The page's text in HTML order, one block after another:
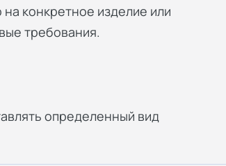
конкретное изделие или
требования.
определенный вид